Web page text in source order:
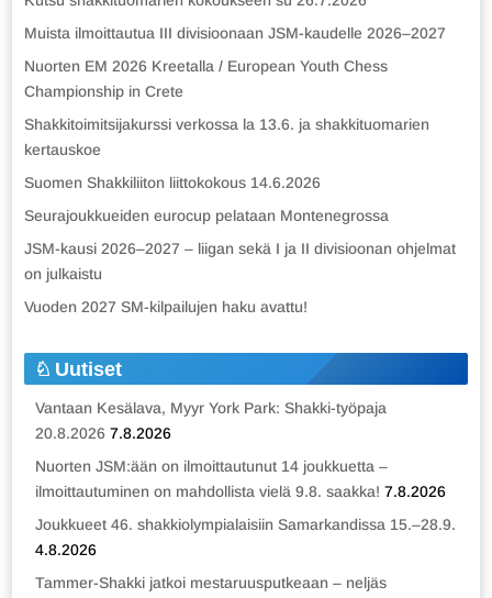
Muista ilmoittautua III divisioonaan JSM-kaudelle 2026–2027
Nuorten EM 2026 Kreetalla / European Youth Chess
Championship in Crete
Shakkitoimitsijakurssi verkossa la 13.6. ja shakkituomarien
kertauskoe
Suomen Shakkiliiton liittokokous 14.6.2026
Seurajoukkueiden eurocup pelataan Montenegrossa
JSM-kausi 2026–2027 – liigan sekä I ja II divisioonan ohjelmat
on julkaistu
Vuoden 2027 SM-kilpailujen haku avattu!
Uutiset
Vantaan Kesälava, Myyr York Park: Shakki-työpaja
20.8.2026 7.8.2026
Nuorten JSM:ään on ilmoittautunut 14 joukkuetta –
ilmoittautuminen on mahdollista vielä 9.8. saakka! 7.8.2026
Joukkueet 46. shakkiolympialaisiin Samarkandissa 15.–28.9.
4.8.2026
Tammer-Shakki jatkoi mestaruusputkeaan – neljäs